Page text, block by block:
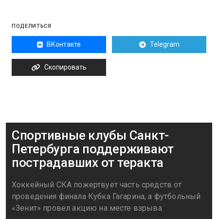
ПОДЕЛИТЬСЯ
ВКонтакте Telegram
Скопировать
Спортивные клубы Санкт-
Петербурга поддерживают
пострадавших от теракта
Хоккейный СКА пожертвует часть средств от
проведения финала Кубка Гагарина, а футбольный
«Зенит» провел акцию на месте взрыва